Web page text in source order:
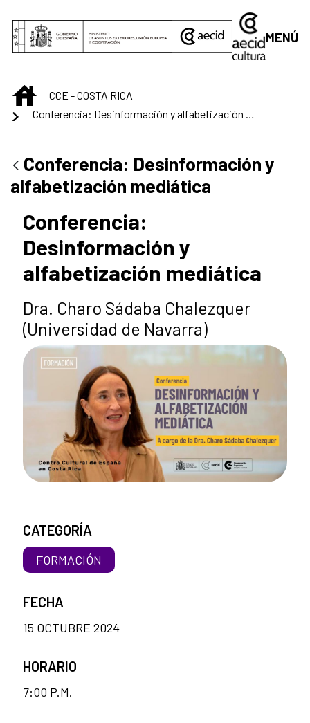
MENÚ
INICIO
CCE - COSTA RICA
Conferencia: Desinformación y
alfabetización mediática
Conferencia:
Desinformación y
alfabetización mediática
Dra. Charo Sádaba Chalezquer
(Universidad de Navarra)
CATEGORÍA
FORMACIÓN
FECHA
15 OCTUBRE 2024
HORARIO
7:00 P.M.